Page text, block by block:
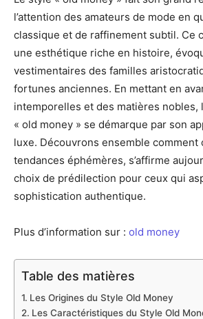
l’attention des amateurs de mode en
classique et de raffinement subtil. Ce
une esthétique riche en histoire,
vestimentaires des familles
fortunes anciennes. En mettant en
intemporelles et des matières nobles,
« old money » se démarque par son
luxe. Découvrons ensemble comment
tendances éphémères, s’affirme
choix de prédilection pour ceux qui
sophistication authentique.
Plus d’information sur : old money
Table des matières
Les Origines du Style Old Money
Les Caractéristiques du Style Old